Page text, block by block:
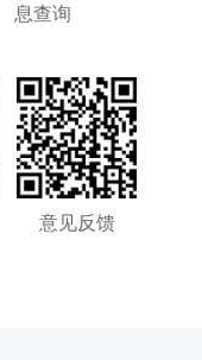
息查询
意见反馈